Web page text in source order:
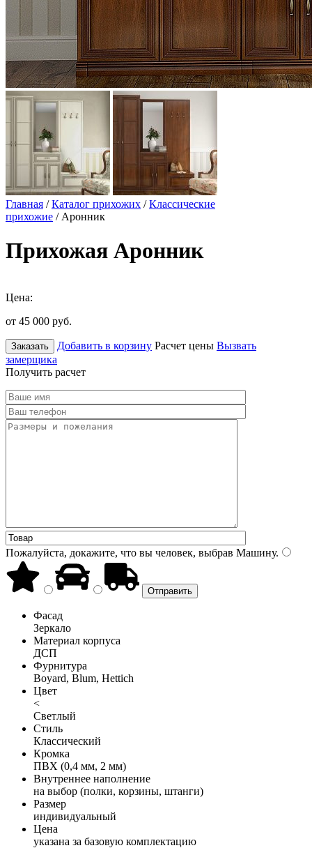
Главная /Каталог прихожих /Классические
прихожие / Аронник
Прихожая Аронник
Цена:
от 45 000 руб.
Заказать Добавить в корзину Расчет цены Вызвать
замерщика
Получить расчет
Пожалуйста, докажите, что вы человек, выбрав Машину.
Фасад
Зеркало
Материал корпуса
ДСП
Фурнитура
Boyard, Blum, Hettich
Цвет
<
Светлый
Стиль
Классический
Кромка
ПВХ (0,4 мм, 2 мм)
Внутреннее наполнение
на выбор (полки, корзины, штанги)
Размер
индивидуальный
Цена
указана за базовую комплектацию